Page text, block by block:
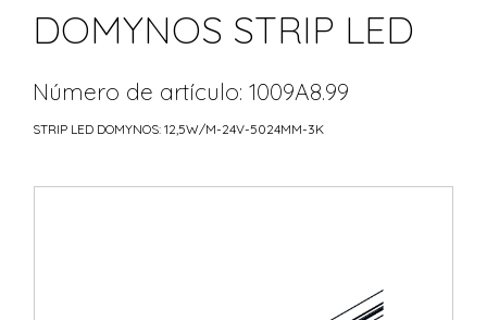
DOMYNOS STRIP LED
Número de artículo: 1009A8.99
STRIP LED DOMYNOS: 12,5W/M-24V-5024MM-3K